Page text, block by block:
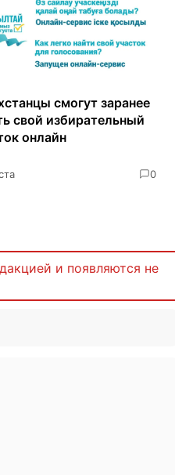
смогут заранее
свой избирательный
онлайн
0
и появляются не